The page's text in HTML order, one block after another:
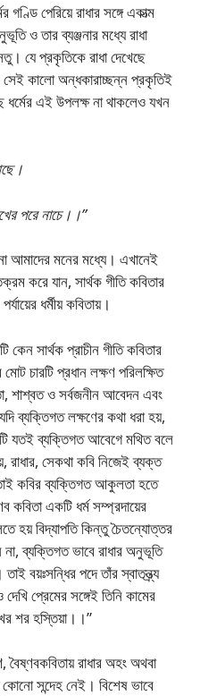
পেরিয়ে রাধার সঙ্গে একাত্ম
ও তার ব্যঞ্জনার মধ্যে রাধা
যে প্রকৃতিকে রাধা দেখেছে
সেই কালো অন্ধকারাচ্ছন্ন প্রকৃতিই
এই উপলক্ষ না থাকলেও যখন
পরে নাচে।।”
আমাদের মনের মধ্যে। এখানেই
করে যান, সার্থক গীতি কবিতার
ধর্মীয় কবিতায়।
কেন সার্থক প্রাচীন গীতি কবিতার
মোট চারটি প্রধান লক্ষণ পরিলক্ষিত
শাশ্বত ও সর্বজনীন আবেদন এবং
ব্যক্তিগত লক্ষণের কথা ধরা হয়,
যতই ব্যক্তিগত আবেগে মথিত বলে
সেকথা কবি নিজেই ব্যক্ত
কবির ব্যক্তিগত আকুলতা হতে
কবিতা একটি ধর্ম সম্প্রদায়ের
হয় বিদ্যাপতি কিন্তু চৈতন্যোত্তর
ব্যক্তিগত ভাবে রাধার অনুভূতি
বয়ঃসন্ধির পদে তাঁর স্বাতন্ত্র্য
প্রেমের সঙ্গেই তিনি কামের
শর হস্তিয়া।।”
বৈষ্ণবকবিতায় রাধার অহং অথবা
সন্দেহ নেই। বিশেষ ভাবে